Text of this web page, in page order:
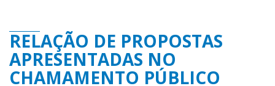
RELAÇÃO DE PROPOSTAS
APRESENTADAS NO
CHAMAMENTO PÚBLICO